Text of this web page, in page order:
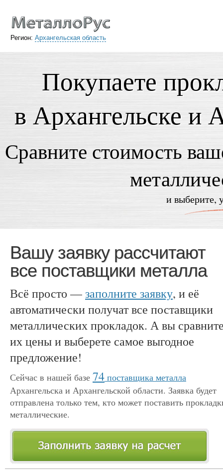
Регион: Архангельская область
Покупаете
в Архангельске и
Сравните стоимость
и выберите,
Вашу заявку рассчитают
все поставщики металла
Всё просто —заполните заявку, и её
автоматически получат все поставщики
металлических прокладок. А вы
их цены и выберете самое выгодное
предложение!
Сейчас в нашей базе 74 поставщика металла
Архангельска и Архангельской области. Заявка будет
отправлена только тем, кто может поставить
металлические.